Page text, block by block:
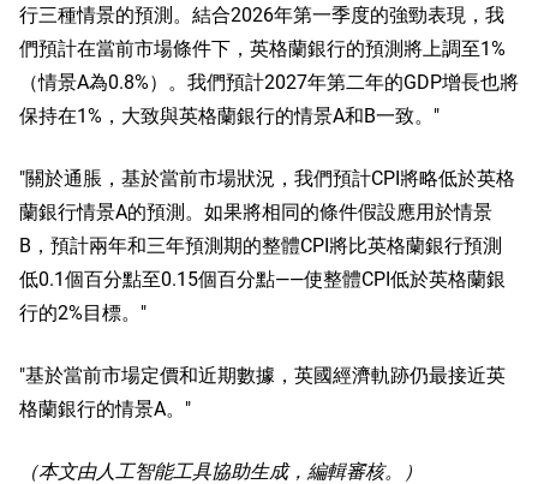
行三種情景的預測。結合2026年第一季度的強勁表現，我
們預計在當前市場條件下，英格蘭銀行的預測將上調至1%
（情景A為0.8%）。我們預計2027年第二年的GDP增長也將
保持在1%，大致與英格蘭銀行的情景A和B一致。"
"關於通脹，基於當前市場狀況，我們預計CPI將略低於英格
蘭銀行情景A的預測。如果將相同的條件假設應用於情景
B，預計兩年和三年預測期的整體CPI將比英格蘭銀行預測
低0.1個百分點至0.15個百分點——使整體CPI低於英格蘭銀
行的2%目標。"
"基於當前市場定價和近期數據，英國經濟軌跡仍最接近英
格蘭銀行的情景A。"
（本文由人工智能工具協助生成，編輯審核。）